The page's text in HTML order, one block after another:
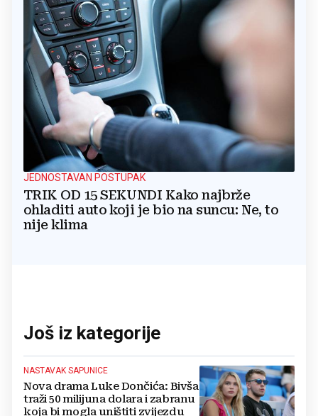
JEDNOSTAVAN POSTUPAK
TRIK OD 15 SEKUNDI Kako najbrže
ohladiti auto koji je bio na suncu: Ne, to
nije klima
Još iz kategorije
NASTAVAK SAPUNICE
Nova drama Luke Dončića: Bivša
traži 50 milijuna dolara i zabranu
koja bi mogla uništiti zvijezdu